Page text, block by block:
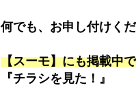
何でも、お申し付けくだ
【スーモ】にも掲載中
『チラシを見た！』